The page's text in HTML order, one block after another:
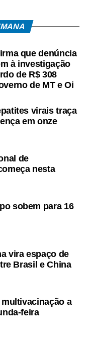
que denúncia
à investigação
de R$ 308
de MT e Oi
virais traça
em onze
de
nesta
sobem para 16
vira espaço de
Brasil e China
a
feira